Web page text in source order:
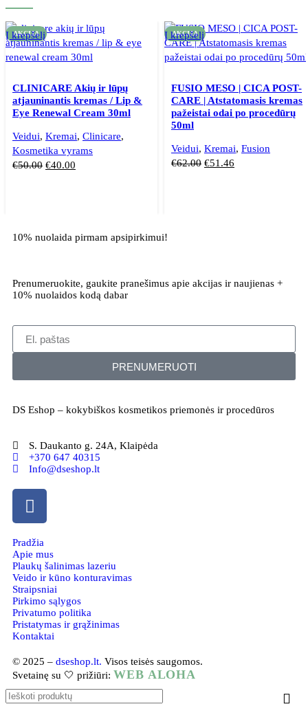
AKCIJA
Į krepšelį
CLINICARE Akių ir lūpų
atjauninantis kremas / Lip &
Eye Renewal Cream 30ml
Veidui, Kremai, Clinicare,
Kosmetika vyrams
€50.00 €40.00
AKCIJA
Į krepšelį
FUSIO MESO | CICA POST-
CARE | Atstatomasis kremas
pažeistai odai po procedūrų
50ml
Veidui, Kremai, Fusion
€62.00 €51.46
10% nuolaida pirmam apsipirkimui!
Prenumeruokite, gaukite pranešimus apie akcijas ir naujienas +
10% nuolaidos kodą dabar
PRENUMERUOTI
DS Eshop – kokybiškos kosmetikos priemonės ir procedūros
S. Daukanto g. 24A, Klaipėda
+370 647 40315
Info@dseshop.lt
Pradžia
Apie mus
Plaukų šalinimas lazeriu
Veido ir kūno konturavimas
Straipsniai
Pirkimo sąlygos
Privatumo politika
Pristatymas ir grąžinimas
Kontaktai
© 2025 – dseshop.lt. Visos teisės saugomos.
Svetainę su 🤍 prižiūri: WEB ALOHA